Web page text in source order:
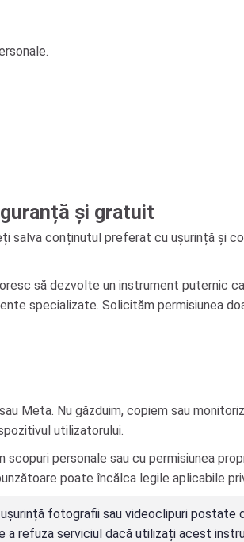
și gratuit
salva conținutul preferat cu ușurință și
să dezvolte un instrument puternic
specializate. Solicităm permisiunea
Meta. Nu găzduim, copiem sau
utilizatorului.
personale sau cu permisiunea
poate încălca legile aplicabile
fotografii sau videoclipuri postate
refuza serviciul dacă utilizați acest